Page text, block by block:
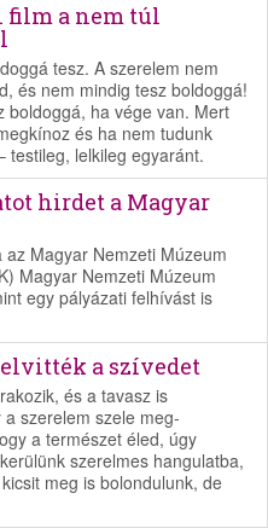
film a nem túl
tesz. A szerelem nem
és nem mindig tesz boldoggá!
boldoggá, ha vége van. Mert
és ha nem tudunk
testileg, lelkileg egyaránt.
hirdet a Magyar
Magyar Nemzeti Múzeum
Magyar Nemzeti Múzeum
egy pályázati felhívást is
elvitték a szívedet
és a tavasz is
szerelem szele meg-
a természet éled, úgy
szerelmes hangulatba,
meg is bolondulunk, de